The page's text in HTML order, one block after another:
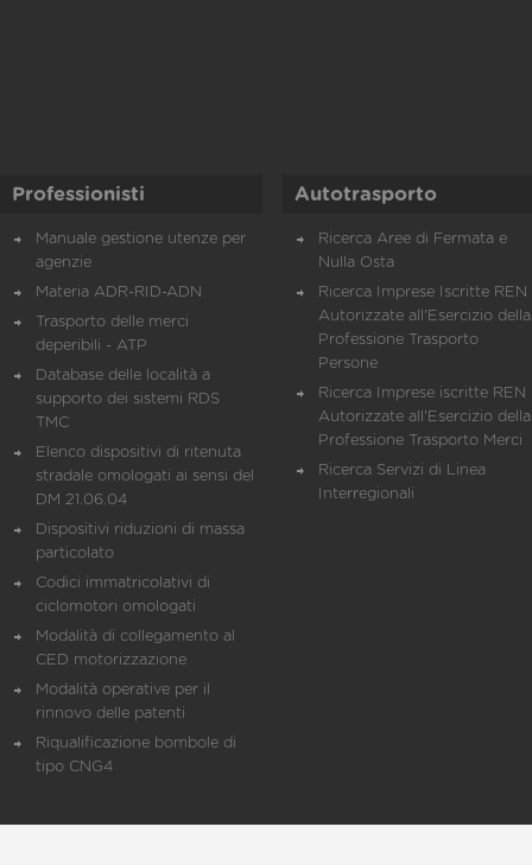
Professionisti
Manuale gestione utenze per
agenzie
Materia ADR-RID-ADN
Trasporto delle merci
deperibili - ATP
Database delle località a
supporto dei sistemi RDS
TMC
Elenco dispositivi di ritenuta
stradale omologati ai sensi del
DM 21.06.04
Dispositivi riduzioni di massa
particolato
Codici immatricolativi di
ciclomotori omologati
Modalità di collegamento al
CED motorizzazione
Modalità operative per il
rinnovo delle patenti
Riqualificazione bombole di
tipo CNG4
Autotrasporto
Ricerca Aree di Fermata e
Nulla Osta
Ricerca Imprese Iscritte REN
Autorizzate all'Esercizio della
Professione Trasporto
Persone
Ricerca Imprese iscritte REN
Autorizzate all'Esercizio della
Professione Trasporto Merci
Ricerca Servizi di Linea
Interregionali